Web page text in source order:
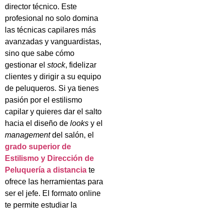
director técnico. Este
profesional no solo domina
las técnicas capilares más
avanzadas y vanguardistas,
sino que sabe cómo
gestionar el stock, fidelizar
clientes y dirigir a su equipo
de peluqueros. Si ya tienes
pasión por el estilismo
capilar y quieres dar el salto
hacia el diseño de looks y el
managementdel salón, el
grado superior de
Estilismo y Dirección de
Peluquería a distancia te
ofrece las herramientas para
ser el jefe. El formato online
te permite estudiar la